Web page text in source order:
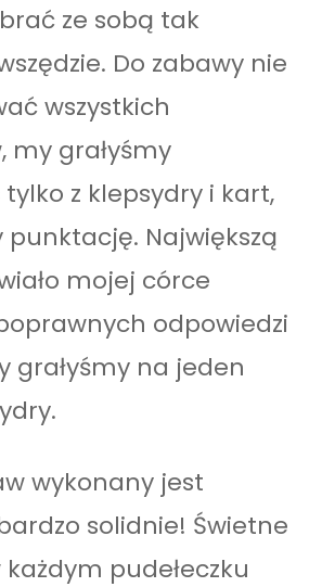
ze sobą tak
Do zabawy nie
wszystkich
my grałyśmy
z klepsydry i kart,
punktację. Największą
mojej córce
odpowiedzi
grałyśmy na jeden
wykonany jest
solidnie! Świetne
każdym pudełeczku